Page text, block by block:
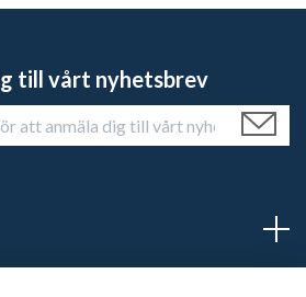
till vårt nyhetsbrev